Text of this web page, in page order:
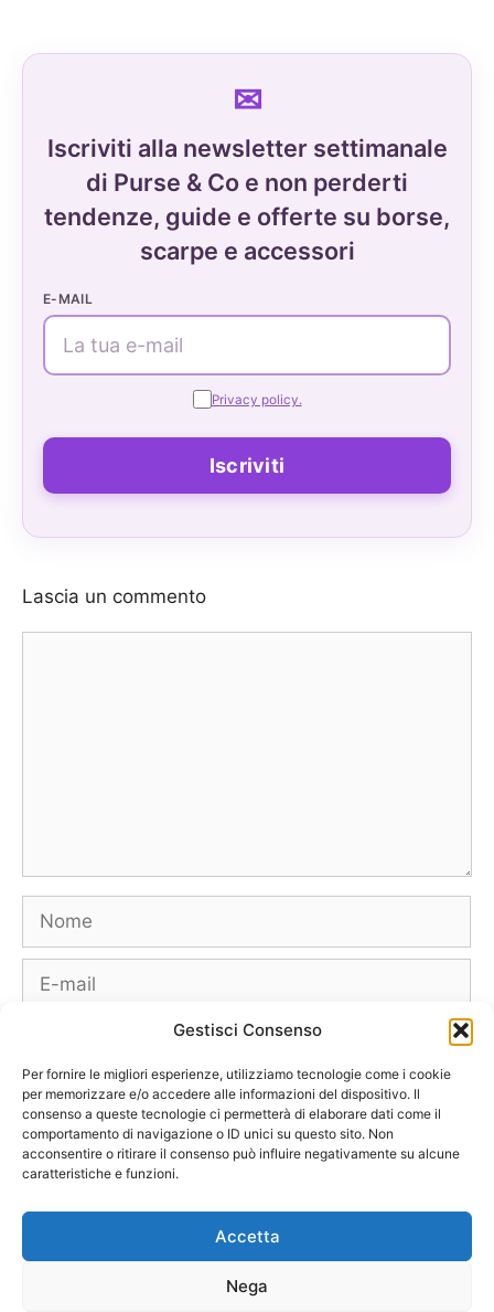
Gestisci Consenso
Per fornire le migliori esperienze, utilizziamo tecnologie come i cookie
per memorizzare e/o accedere alle informazioni del dispositivo. Il
consenso a queste tecnologie ci permetterà di elaborare dati come il
comportamento di navigazione o ID unici su questo sito. Non
acconsentire o ritirare il consenso può influire negativamente su alcune
caratteristiche e funzioni.
Accetta
Nega
Iscriviti alla newsletter settimanale
di Purse & Co e non perderti
tendenze, guide e offerte su borse,
scarpe e accessori
E-MAIL
Privacy policy.
Lascia un commento
Nome
E-
mail
web
Tutte le Marche e Designer